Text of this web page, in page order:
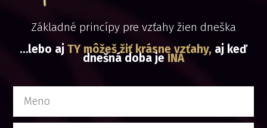
Základné princípy pre vzťahy žien dneška
…lebo aj TY môžeš žiť krásne vzťahy, aj keď
dnešná doba je INÁ